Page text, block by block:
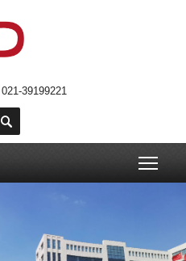
021-39199221
